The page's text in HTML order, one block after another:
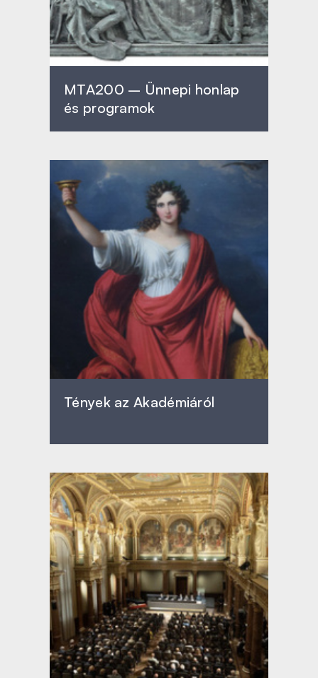
MTA200 – Ünnepi honlap
és programok
Tények az Akadémiáról